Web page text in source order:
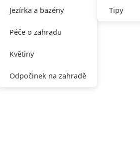
Jezírka a bazény
Péče o zahradu
Květiny
Odpočinek na zahradě
Tipy